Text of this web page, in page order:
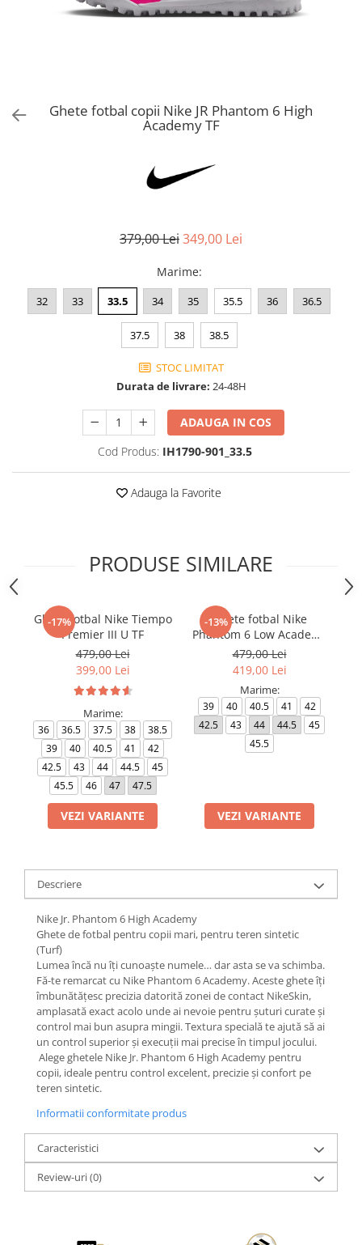
Bluze fotbal copii
Sorturi fotbal femei
Ghete fotbal copii Nike JR Phantom 6 High
Academy TF
379,00 Lei349,00 Lei
Marime:
32 33 33.5 34 35 35.5 36 36.5
37.5 38 38.5
STOC LIMITAT
Durata de livrare: 24-48H
ADAUGA IN COS
Cod Produs: IH1790-901_33.5
Adauga la Favorite
PRODUSE SIMILARE
-17%
Ghete fotbal Nike Tiempo
Premier III U TF
479,00 Lei
399,00 Lei
Marime:
36 36.5 37.5 38
38.5
39
40 40.5 41
42
42.5
43 44 44.5
45
45.5
46 47 47.5
VEZI VARIANTE
-13%
Ghete fotbal Nike
Phantom 6 Low Academy
TF NU3
479,00 Lei
419,00 Lei
Marime:
39 40 40.5 41
42
42.5
43 44 44.5
45
45.5
VEZI VARIANTE
Descriere
Nike Jr. Phantom 6 High Academy
Ghete de fotbal pentru copii mari, pentru teren sintetic
(Turf)
Lumea încă nu îți cunoaște numele… dar asta se va schimba.
Fă-te remarcat cu Nike Phantom 6 Academy. Aceste ghete îți
îmbunătățesc precizia datorită zonei de contact NikeSkin,
amplasată exact acolo unde ai nevoie pentru șuturi curate și
control mai bun asupra mingii. Textura specială te ajută să ai
un control superior și execuții mai precise în timpul jocului.
Alege ghetele Nike Jr. Phantom 6 High Academy pentru
copii, ideale pentru control excelent, precizie și confort pe
teren sintetic.
Informatii conformitate produs
Caracteristici
Review-uri(0)